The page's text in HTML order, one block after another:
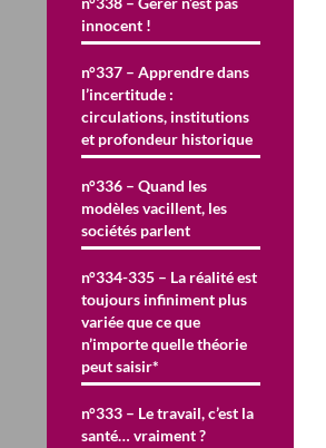
innocent !
n°337 – Apprendre dans
l’incertitude :
circulations, institutions
et profondeur historique
n°336 – Quand les
modèles vacillent, les
sociétés parlent
n°334-335 – La réalité est
toujours infiniment plus
variée que ce que
n’importe quelle théorie
peut saisir*
n°333 – Le travail, c’est la
santé… vraiment ?